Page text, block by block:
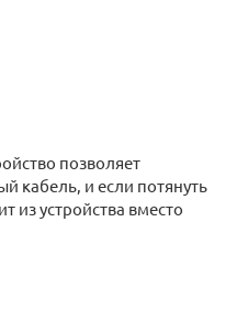
позволяет
кабель, и если потянуть
из устройства вместо